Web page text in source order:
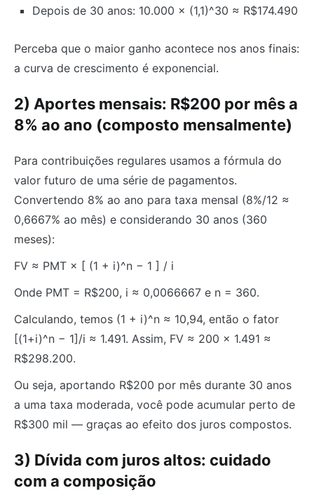
Depois de 30 anos: 10.000 × (1,1)^30 ≈ R$174.490
Perceba que o maior ganho acontece nos anos finais:
a curva de crescimento é exponencial.
2) Aportes mensais: R$200 por mês a
8% ao ano (composto mensalmente)
Para contribuições regulares usamos a fórmula do
valor futuro de uma série de pagamentos.
Convertendo 8% ao ano para taxa mensal (8%/12 ≈
0,6667% ao mês) e considerando 30 anos (360
meses):
FV ≈ PMT × [ (1 + i)^n − 1 ] / i
Onde PMT = R$200, i ≈ 0,0066667 e n = 360.
Calculando, temos (1 + i)^n ≈ 10,94, então o fator
[(1+i)^n − 1]/i ≈ 1.491. Assim, FV ≈ 200 × 1.491 ≈
R$298.200.
Ou seja, aportando R$200 por mês durante 30 anos
a uma taxa moderada, você pode acumular perto de
R$300 mil — graças ao efeito dos juros compostos.
3) Dívida com juros altos: cuidado
com a composição